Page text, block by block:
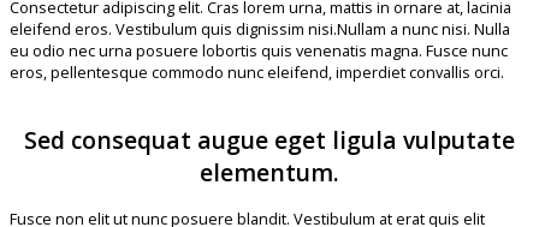
Consectetur adipiscing elit. Cras lorem urna, mattis in ornare at, lacinia
eleifend eros. Vestibulum quis dignissim nisi.Nullam a nunc nisi. Nulla
eu odio nec urna posuere lobortis quis venenatis magna. Fusce nunc
eros, pellentesque commodo nunc eleifend, imperdiet convallis orci.
Sed consequat augue eget ligula vulputate
elementum.
Fusce non elit ut nunc posuere blandit. Vestibulum at erat quis elit